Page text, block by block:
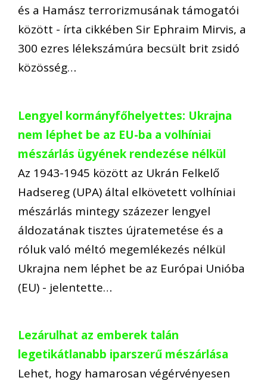
és a Hamász terrorizmusának támogatói
között - írta cikkében Sir Ephraim Mirvis, a
300 ezres lélekszámúra becsült brit zsidó
közösség…
Lengyel kormányfőhelyettes: Ukrajna
nem léphet be az EU-ba a volhíniai
mészárlás ügyének rendezése nélkül
Az 1943-1945 között az Ukrán Felkelő
Hadsereg (UPA) által elkövetett volhíniai
mészárlás mintegy százezer lengyel
áldozatának tisztes újratemetése és a
róluk való méltó megemlékezés nélkül
Ukrajna nem léphet be az Európai Unióba
(EU) - jelentette…
Lezárulhat az emberek talán
legetikátlanabb iparszerű mészárlása
Lehet, hogy hamarosan végérvényesen